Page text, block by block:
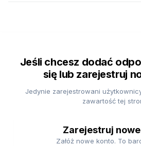
Jeśli chcesz dodać
się lub zarejestruj
Jedynie zarejestrowani
zawartość tej
Zarejestruj
Załóż nowe konto. To